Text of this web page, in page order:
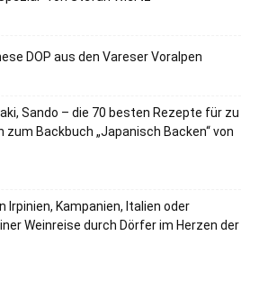
DOP aus den Vareser Voralpen
Sando – die 70 besten Rezepte für zu
zum Backbuch „Japanisch Backen“ von
Irpinien, Kampanien, Italien oder
Weinreise durch Dörfer im Herzen der